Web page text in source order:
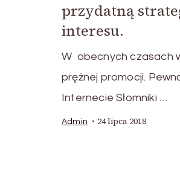
przydatną
interesu.
W obecnych czasach
prężnej promocji.
Internecie Słomniki …
Admin 24 lipca 2018